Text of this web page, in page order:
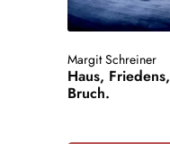
Margit Schreiner
Haus, Friedens,
Bruch.